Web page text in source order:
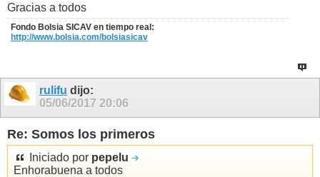
Gracias a todos
Fondo Bolsia SICAV en tiempo real:
http://www.bolsia.com/bolsiasicav
rulifu dijo:
05/06/2017 20:06
Re: Somos los primeros
Iniciado por pepelu
Enhorabuena a todos